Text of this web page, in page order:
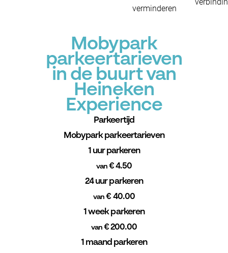
verminderen
Mobypark
parkeertarieven
in de buurt van
Heineken
Experience
Parkeertijd
Mobypark parkeertarieven
1 uur parkeren
van€ 4.50
24 uur parkeren
van € 40.00
1 week parkeren
van€ 200.00
1 maand parkeren